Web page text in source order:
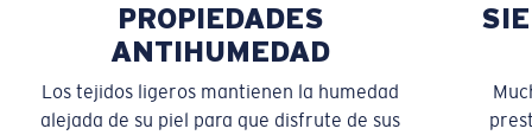
PROPIEDADES
ANTIHUMEDAD
Los tejidos ligeros mantienen la humedad
alejada de su piel para que disfrute de sus